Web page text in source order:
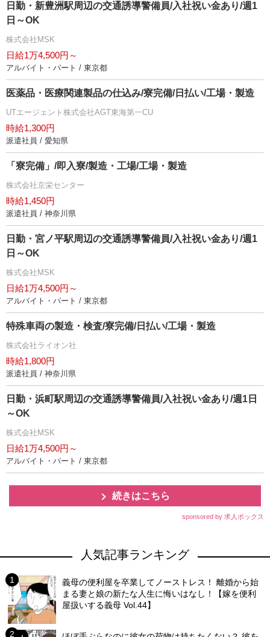
日勤・新豊洲駅周辺の交通誘導警備員/入社祝い金あり/週1
日～OK
株式会社MSK
日給1万4,500円～
アルバイト・パート / 東京都
医薬品・医療関連製品の仕込み/寮完備/日払い/工場・製造
UTエージェント株式会社AGT東海第一CU
時給1,300円
派遣社員 / 愛知県
「寮完備」/即入寮/製造・工場/工場・製造
株式会社京栄センター
時給1,450円
派遣社員 / 神奈川県
日勤・宮ノ平駅周辺の交通誘導警備員/入社祝い金あり/週1
日～OK
株式会社MSK
日給1万4,500円～
アルバイト・パート / 東京都
特殊車両の製造・検査/寮完備/日払い/工場・製造
株式会社ライオン社
時給1,800円
派遣社員 / 神奈川県
日勤・浜町駅周辺の交通誘導警備員/入社祝い金あり/週1日
～OK
株式会社MSK
日給1万4,500円～
アルバイト・パート / 東京都
続きはこちら
sponsored by 求人ボックス
人気記事ランキング
義母の便利屋を卒業してノーストレス！ 離婚から始
まる妻と娘の新たな人生に悔いはなし！【嫁を便利
屋扱いする義母 Vol.44】